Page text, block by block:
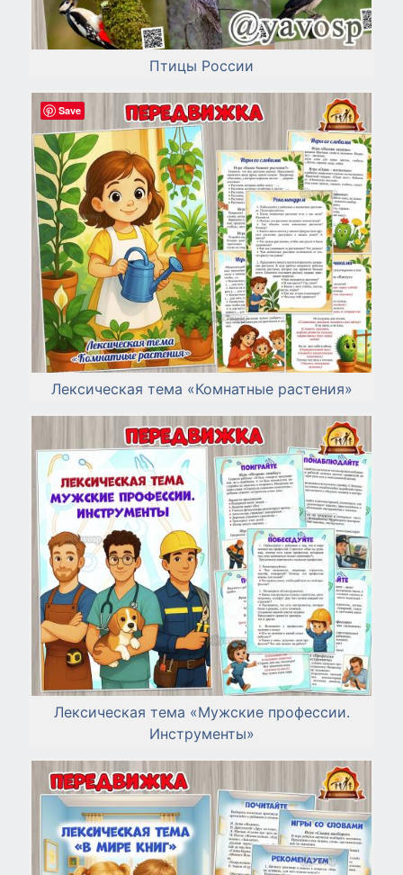
Птицы России
Лексическая тема «Комнатные растения»
Лексическая тема «Мужские профессии.
Инструменты»
Save